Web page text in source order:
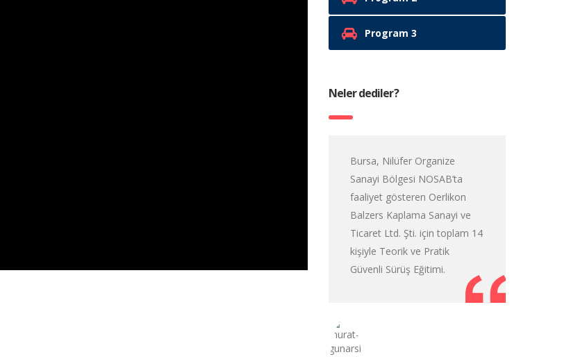
Program 3
Neler dediler?
Bursa, Nilüfer Organize
Sanayi Bölgesi NOSAB’ta
faaliyet gösteren Oerlikon
Balzers Kaplama Sanayi ve
Ticaret Ltd. Şti. için toplam 14
kişiyle Teorik ve Pratik
Güvenli Sürüş Eğitimi.